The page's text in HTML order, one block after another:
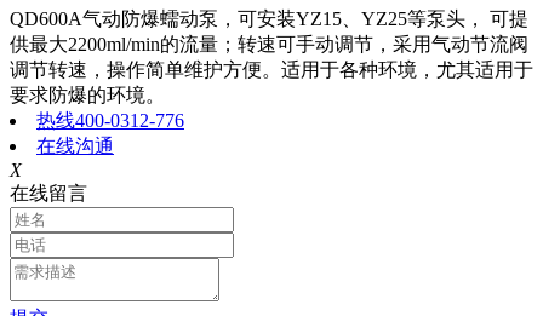
QD600A气动防爆蠕动泵，可安装YZ15、YZ25等泵头， 可提
供最大2200ml/min的流量；转速可手动调节，采用气动节流阀
调节转速，操作简单维护方便。适用于各种环境，尤其适用于
要求防爆的环境。
热线400-0312-776
在线沟通
X
在线留言